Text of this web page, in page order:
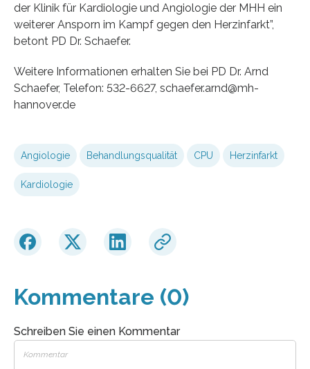
der Klinik für Kardiologie und Angiologie der MHH ein
weiterer Ansporn im Kampf gegen den Herzinfarkt”,
betont PD Dr. Schaefer.
Weitere Informationen erhalten Sie bei PD Dr. Arnd
Schaefer, Telefon: 532-6627, schaefer.arnd@mh-
hannover.de
Angiologie Behandlungsqualität CPU Herzinfarkt
Kardiologie
Kommentare (0)
Schreiben Sie einen Kommentar